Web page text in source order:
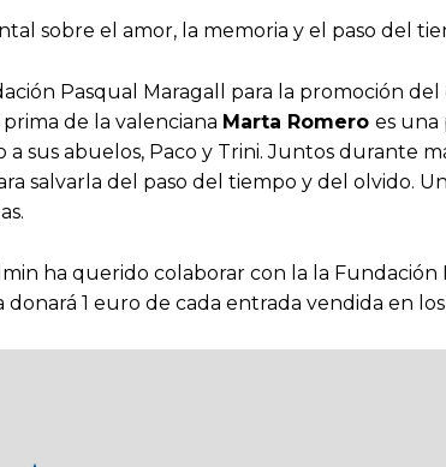
sobre el amor, la memoria y el paso del
Pasqual Maragall para la promoción del
prima de la valenciana Marta Romero es una
a sus abuelos, Paco y Trini. Juntos durante
salvarla del paso del tiempo y del olvido.
ha querido colaborar con la la
1 euro de cada entrada vendida en